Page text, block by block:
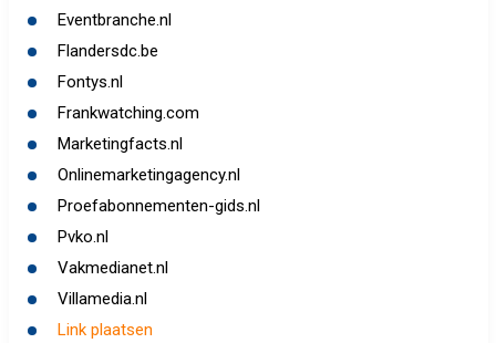
Eventbranche.nl
Flandersdc.be
Fontys.nl
Frankwatching.com
Marketingfacts.nl
Onlinemarketingagency.nl
Proefabonnementen-gids.nl
Pvko.nl
Vakmedianet.nl
Villamedia.nl
Link plaatsen